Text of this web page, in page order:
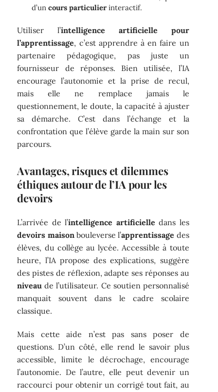
d’uncours particulier interactif.
Utiliser l’intelligence artificielle pour
l’apprentissage, c’est apprendre à en faire un
partenaire pédagogique, pas juste un
fournisseur de réponses. Bien utilisée, l’IA
encourage l’autonomie et la prise de recul,
mais elle ne remplace jamais le
questionnement, le doute, la capacité à ajuster
sa démarche. C’est dans l’échange et la
confrontation que l’élève garde la main sur son
parcours.
Avantages, risques et dilemmes
éthiques autour de l’IA pour les
devoirs
L’arrivée de l’intelligence artificielle dans les
devoirs maisonbouleverse l’apprentissage des
élèves, du collège au lycée. Accessible à toute
heure, l’IA propose des explications, suggère
des pistes de réflexion, adapte ses réponses au
niveau de l’utilisateur. Ce soutien personnalisé
manquait souvent dans le cadre scolaire
classique.
Mais cette aide n’est pas sans poser de
questions. D’un côté, elle rend le savoir plus
accessible, limite le décrochage, encourage
l’autonomie. De l’autre, elle peut devenir un
raccourci pour obtenir un corrigé tout fait, au